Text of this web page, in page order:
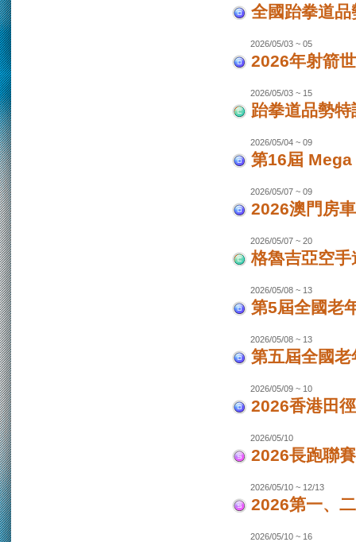
全國跆拳道
2026/05/03 ~ 05
2026年射箭
2026/05/03 ~ 15
跆拳道品勢
2026/05/04 ~ 09
第16屆
2026/05/07 ~ 09
2026澳門房
2026/05/07 ~ 20
格魯吉亞空
2026/05/08 ~ 13
第5屆全國老
2026/05/08 ~ 13
第五屆全國
2026/05/09 ~ 10
2026香港田
2026/05/10
2026長跑聯
2026/05/10 ~ 12/13
2026第一、
2026/05/10 ~ 16